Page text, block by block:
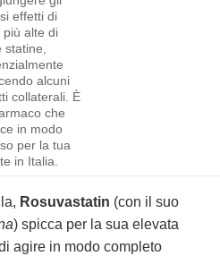
effetti di
più alte di
statine,
alcuni
collaterali. È
che
in modo
per la tua
in Italia.
Rosuvastatin (con il suo
) spicca per la sua elevata
agire in modo completo